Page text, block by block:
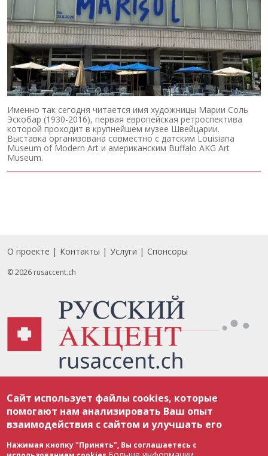
Именно так сегодня читается имя художницы Марии Соль
Эскобар (1930-2016), первая европейская ретроспектива
которой проходит в крупнейшем музее Швейцарии.
Выставка организована совместно с датским Louisiana
Museum of Modern Art и американским Buffalo AKG Art
Museum.
Footer
О проекте Контакты Услуги Спонсоры
© 2026 rusaccent.ch
соответствии с законодательством Швейцарии об авторском праве и
международными соглашениями. Полное или частичное использование
материалов возможно только с разрешения редакции. В случае полного
или частичного воспроизведения материалов сайта rusaccent.ch,
ОБЯЗАТЕЛЬНА АКТИВНАЯ ГИПЕРССЫЛКА на конкретный заимствованный
текст. Фотоизображения, размещенные редакцией rusaccent.ch, являются
ее исключительной собственностью. Полное или частичное
Сайт использует файлы cookies, которые
помогают нам анализировать Ваш опыт
взаимодействия с сайтом и улучшать его
Нажимая кнопку "Принять", Вы соглашаетесь с